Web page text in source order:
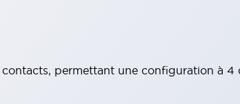
permettant une configuration à